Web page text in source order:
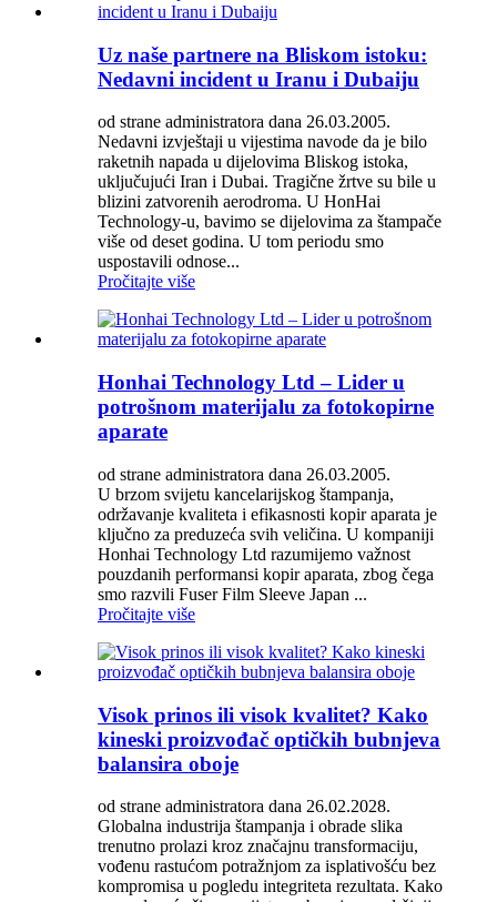
Uz naše partnere na Bliskom istoku:
Nedavni incident u Iranu i Dubaiju
od strane administratora dana 26.03.2005.
Nedavni izvještaji u vijestima navode da je bilo
raketnih napada u dijelovima Bliskog istoka,
uključujući Iran i Dubai. Tragične žrtve su bile u
blizini zatvorenih aerodroma. U HonHai
Technology-u, bavimo se dijelovima za štampače
više od deset godina. U tom periodu smo
uspostavili odnose...
Pročitajte više
Honhai Technology Ltd – Lider u
potrošnom materijalu za fotokopirne
aparate
od strane administratora dana 26.03.2005.
U brzom svijetu kancelarijskog štampanja,
održavanje kvaliteta i efikasnosti kopir aparata je
ključno za preduzeća svih veličina. U kompaniji
Honhai Technology Ltd razumijemo važnost
pouzdanih performansi kopir aparata, zbog čega
smo razvili Fuser Film Sleeve Japan ...
Pročitajte više
Visok prinos ili visok kvalitet? Kako
kineski proizvođač optičkih bubnjeva
balansira oboje
od strane administratora dana 26.02.2028.
Globalna industrija štampanja i obrade slika
trenutno prolazi kroz značajnu transformaciju,
vođenu rastućom potražnjom za isplativošću bez
kompromisa u pogledu integriteta rezultata. Kako